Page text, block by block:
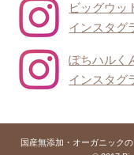
ビッグウ
インスタグ
ぽちハルく
インスタグ
国産無添加・オーガニック